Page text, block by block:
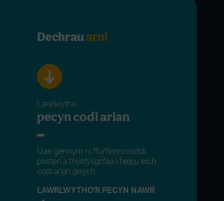
Dechrauarni
Lawrlwytho
pecyn codi arian
Mae gennym ni ffurflenni noddi,
posteri a thystysgrifau i helpu eich
codi arian gwych
LAWRLWYTHO'R PECYN NAWR